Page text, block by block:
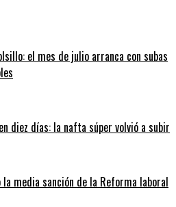
el mes de julio arranca con subas
diez días: la nafta súper volvió a subir
la media sanción de la Reforma laboral